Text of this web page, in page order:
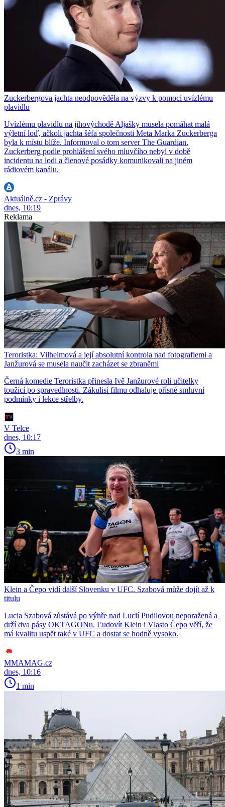
Zuckerbergova jachta neodpověděla na výzvy k pomoci uvízlému
plavidlu
Uvízlému plavidlu na jihovýchodě Aljašky musela pomáhat malá
výletní loď, ačkoli jachta šéfa společnosti Meta Marka Zuckerberga
byla k místu blíže. Informoval o tom server The Guardian.
Zuckerberg podle prohlášení svého mluvčího nebyl v době
incidentu na lodi a členové posádky komunikovali na jiném
rádiovém kanálu.
Aktuálně.cz - Zprávy
dnes, 10:19
Reklama
Teroristka: Vilhelmová a její absolutní kontrola nad fotografiemi a
Janžurová se musela naučit zacházet se zbraněmi
Černá komedie Teroristka přinesla Ivě Janžurové roli učitelky
toužící po spravedlnosti. Zákulisí filmu odhaluje přísné smluvní
podmínky i lekce střelby.
V Telce
dnes, 10:17
3 min
Klein a Čepo vidí další Slovenku v UFC. Szabová může dojít až k
titulu
Lucia Szabová zůstává po výhře nad Lucií Pudilovou neporažená a
drží dva pásy OKTAGONu. Ľudovít Klein i Vlasto Čepo věří, že
má kvalitu uspět také v UFC a dostat se hodně vysoko.
MMAMAG.cz
dnes, 10:16
1 min